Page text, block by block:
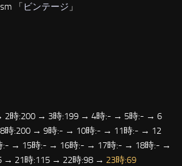
「ビンテージ 」
2時:200 → 3時:199 → 4時:- → 5時:- → 6
時:200 → 9時:- → 10時:- → 11時:- → 12
:- → 15時:- → 16時:- → 17時:- → 18時:- →
→ 21時:115 → 22時:98 → 23時:69